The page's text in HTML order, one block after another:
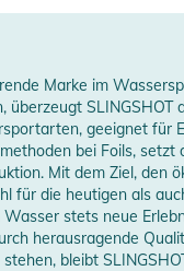
Marke im
überzeugt
geeignet für
bei Foils,
Mit dem Ziel, den
für die heutigen als
stets neue
herausragende
bleibt